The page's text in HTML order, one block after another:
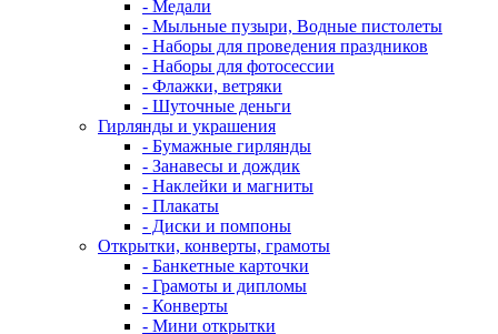
- Медали
- Мыльные пузыри, Водные пистолеты
- Наборы для проведения праздников
- Наборы для фотосессии
- Флажки, ветряки
- Шуточные деньги
Гирлянды и украшения
- Бумажные гирлянды
- Занавесы и дождик
- Наклейки и магниты
- Плакаты
- Диски и помпоны
Открытки, конверты, грамоты
- Банкетные карточки
- Грамоты и дипломы
- Конверты
- Мини открытки